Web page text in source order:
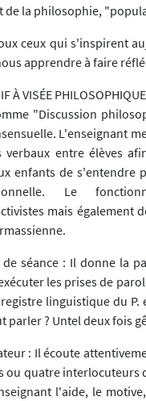
de la philosophie,
ceux qui s'inspirent
apprendre à faire
À VISÉE
"Discussion
L'enseignant
verbaux entre élèves
enfants de s'entendre
Le
mais également
de séance : Il donne la
les prises de
linguistique du
parler ? Untel deux fois
: Il écoute
ou quatre interlocuteurs
l'aide, le